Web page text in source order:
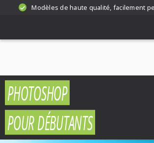
Modèles de haute qualité, facilement
PHOTOSHOP
POUR DÉBUTANTS